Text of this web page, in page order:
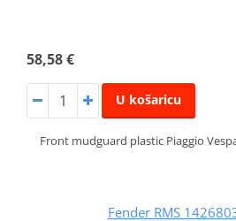
58,58 €
U košaricu
Front mudguard plastic Piaggio
Fender RMS